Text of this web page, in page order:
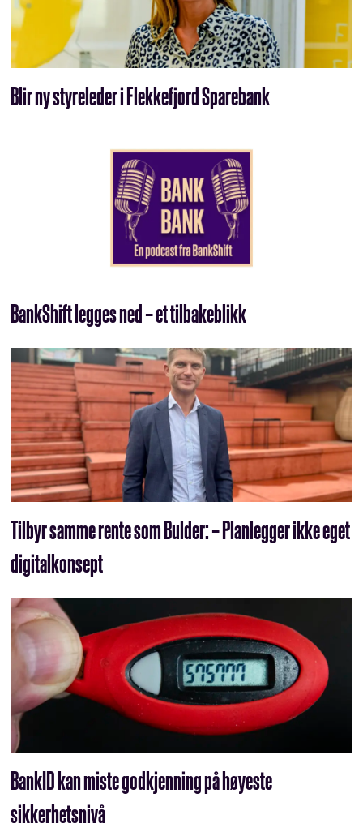
Blir ny styreleder i Flekkefjord Sparebank
BankShift legges ned – et tilbakeblikk
Tilbyr samme rente som Bulder: – Planlegger ikke eget
digitalkonsept
BankID kan miste godkjenning på høyeste
sikkerhetsnivå